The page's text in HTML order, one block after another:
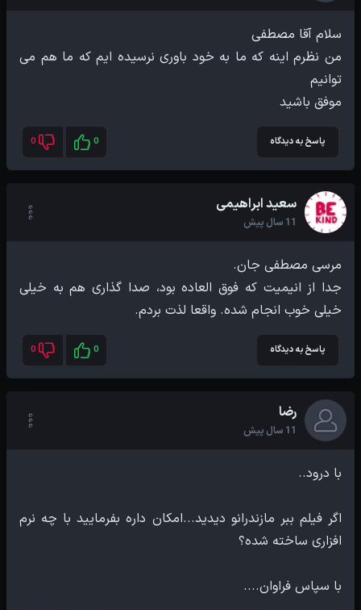
من نظرم اینه که ما به خود باوری نرسیده ایم که ما هم می
موفق باشید
پاسخ به دیدگاه 0
0
سعید ابراهیمی
11 سال پیش
جدا از انیمیت که فوق العاده بود، صدا گذاری هم به خیلی
خیلی خوب انجام شده. واقعا لذت بردم.
پاسخ به دیدگاه 0
0
رضا
11 سال پیش
اگر فیلم ببر مازندرانو دیدید...امکان داره بفرمایید با چه نرم
با سپاس فراوان....